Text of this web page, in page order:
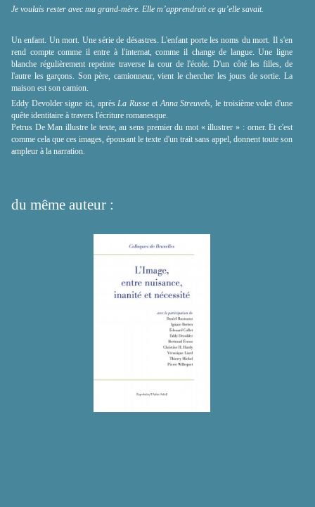
Je voulais rester avec ma grand-mère. Elle m’apprendrait ce qu’elle savait.
Un enfant. Un mort. Une série de désastres. L'enfant porte les noms du mort. Il s'en
rend compte comme il entre à l'internat, comme il change de langue. Une ligne
blanche régulièrement repeinte traverse la cour de l'école. D'un côté les filles, de
l'autre les garçons. Son père, camionneur, vient le chercher les jours de sortie. La
maison est son camion.
Eddy Devolder signe ici, après La Russe et Anna Streuvels , le troisième volet d'une
quête identitaire à travers l'écriture romanesque.
Petrus De Man illustre le texte, au sens premier du mot «illustrer» : orner. Et c'est
comme cela que ces images, épousant le texte d'un trait sans appel, donnent toute son
ampleur à la narration.
du même auteur :